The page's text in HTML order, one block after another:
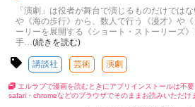
「演劇」は役者が舞台で演じるものだけでは
や《海の歩行》から、数人で行う《漫才》や
ーリーを展開する《ショート・ストーリーズ
手…(続きを読む)
講談社 芸術 演劇
エルラブで漫画を読むときにアプリインストールは不要
safari・chromeなどのブラウザでそのままお読みいただけ